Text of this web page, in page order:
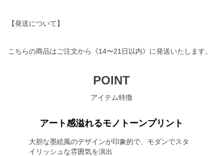
【発送について】
こちらの商品はご注文から《14〜21日以内》に発送いたします。
POINT
アイテム特徴
アート感溢れるモノトーンプリント
大胆な墨絵風のデザインが印象的で、モダンでスタ
イリッシュな雰囲気を演出